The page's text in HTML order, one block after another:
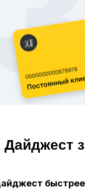
Дайджест